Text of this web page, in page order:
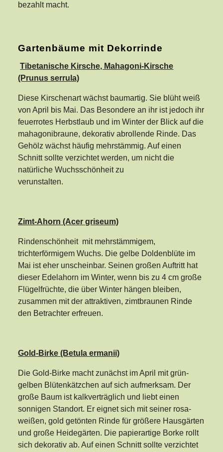
bezahlt macht.
Gartenbäume mit Dekorrinde
Tibetanische Kirsche, Mahagoni-Kirsche
(Prunus serrula)
Diese Kirschenart wächst baumartig. Sie blüht weiß
von April bis Mai. Das Besondere an ihr ist jedoch ihr
feuerrotes Herbstlaub und im Winter der Blick auf die
mahagonibraune, dekorativ abrollende Rinde. Das
Gehölz wächst häufig mehrstämmig. Auf einen
Schnitt sollte verzichtet werden, um nicht die
natürliche Wuchsschönheit zu
verunstalten.
Zimt-Ahorn (Acer griseum)
Rindenschönheit mit mehrstämmigem,
trichterförmigem Wuchs. Die gelbe Doldenblüte im
Mai ist eher unscheinbar. Seinen großen Auftritt hat
dieser Edelahorn im Winter, wenn bis zu 4 cm große
Flügelfrüchte, die über Winter hängen bleiben,
zusammen mit der attraktiven, zimtbraunen Rinde
den Betrachter erfreuen.
Gold-Birke (Betula ermanii)
Die Gold-Birke macht zunächst im April mit grün-
gelben Blütenkätzchen auf sich aufmerksam. Der
große Baum ist kalkverträglich und liebt einen
sonnigen Standort. Er eignet sich mit seiner rosa-
weißen, gold getönten Rinde für größere Hausgärten
und große Heidegärten. Die papierartige Borke rollt
sich dekorativ ab. Auf einen Schnitt sollte verzichtet